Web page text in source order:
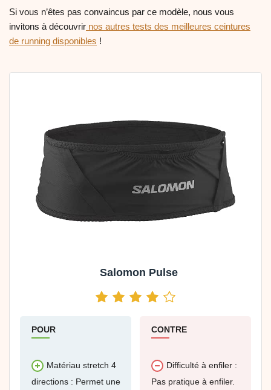
Si vous n’êtes pas convaincus par ce modèle, nous vous
invitons à découvrir nos autres tests des meilleures ceintures
de running disponibles !
Salomon Pulse
POUR
Matériau stretch 4
directions : Permet une
CONTRE
Difficulté à enfiler :
Pas pratique à enfiler.